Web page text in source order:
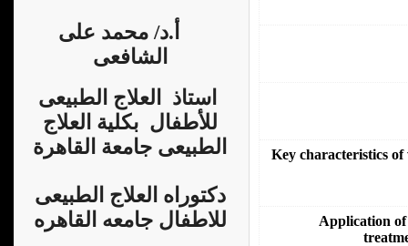
Key characteristics
Application
أ.د/ محمد على
الشافعى
استاذ العلاج الطبيعى
للأطفال بكلية العلاج
الطبيعى جامعة القاهرة
دكتوراه العلاج الطبيعى
للاطفال جامعه القاهره